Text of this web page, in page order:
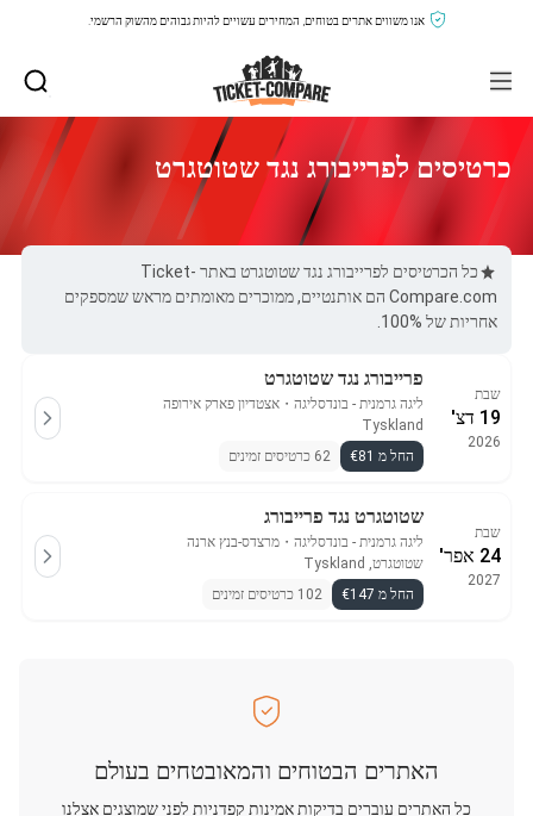
אנו משווים אתרים בטוחים, המחירים עשויים להיות גבוהים מהשוק הרשמי.
כרטיסים לפרייבורג נגד שטוטגרט
כל הכרטיסים לפרייבורג נגד שטוטגרט באתר Ticket-
Compare.com הם אותנטיים, ממוכרים מאומתים מראש שמספקים
אחריות של 100%.
שבת
19 דצ'
2026
פרייבורג נגד שטוטגרט
ליגה גרמנית - בונדסליגה ・ אצטדיון פארק אירופה
Tyskland
החל מ €81
62 כרטיסים זמינים
שבת
24 אפר'
2027
שטוטגרט נגד פרייבורג
ליגה גרמנית - בונדסליגה ・ מרצדס-בנץ ארנה
שטוטגרט, Tyskland
החל מ €147
102 כרטיסים זמינים
האתרים הבטוחים והמאובטחים בעולם
כל האתרים עוברים בדיקות אמינות קפדניות לפני שמוצגים אצלנו